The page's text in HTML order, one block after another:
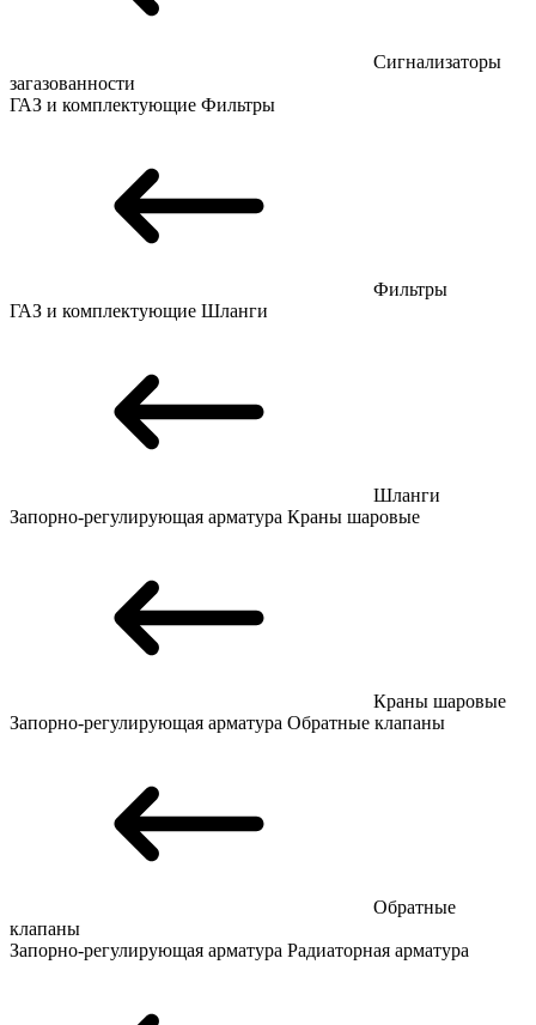
Сигнализаторы
загазованности
ГАЗ и комплектующие Фильтры
Фильтры
ГАЗ и комплектующие Шланги
Шланги
Запорно-регулирующая арматура Краны шаровые
Краны шаровые
Запорно-регулирующая арматура Обратные клапаны
Обратные
клапаны
Запорно-регулирующая арматура Радиаторная арматура